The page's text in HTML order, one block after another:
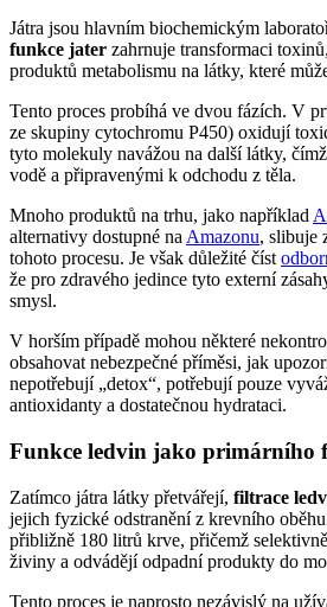
Játra jsou hlavním biochemickým
funkce jater zahrnuje transformaci
produktů metabolismu na látky, které
Tento proces probíhá ve dvou fázích. V
ze skupiny cytochromu P450) oxidují
tyto molekuly navážou na další látky,
vodě a připravenými k odchodu z těla.
Mnoho produktů na trhu, jako například
alternativy dostupné na Amazonu, slibuje
tohoto procesu. Je však důležité číst
že pro zdravého jedince tyto externí
smysl.
V horším případě mohou některé
obsahovat nebezpečné příměsi, jak
nepotřebují „detox“, potřebují pouze
antioxidanty a dostatečnou hydrataci.
Funkce ledvin jako primárního
Zatímco játra látky přetvářejí, filtrace
jejich fyzické odstranění z krevního
přibližně 180 litrů krve, přičemž
živiny a odvádějí odpadní produkty do
Tento proces je naprosto nezávislý na